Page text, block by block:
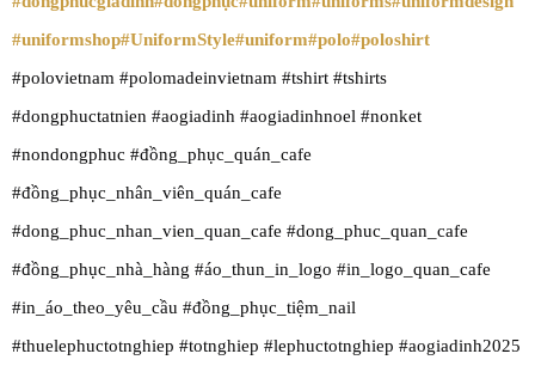
#uniformshop#UniformStyle#uniform#polo#poloshirt
#polovietnam #polomadeinvietnam #tshirt #tshirts
#dongphuctatnien #aogiadinh #aogiadinhnoel #nonket
#nondongphuc #đồng_phục_quán_cafe
#đồng_phục_nhân_viên_quán_cafe
#dong_phuc_nhan_vien_quan_cafe #dong_phuc_quan_cafe
#đồng_phục_nhà_hàng #áo_thun_in_logo #in_logo_quan_cafe
#in_áo_theo_yêu_cầu #đồng_phục_tiệm_nail
#thuelephuctotnghiep #totnghiep #lephuctotnghiep #aogiadinh2025